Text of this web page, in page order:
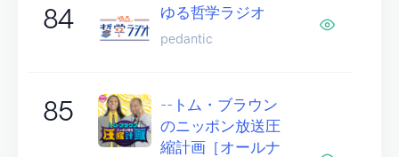
84 ゆる哲学ラジオ
pedantic
85
--トム・ブラウン
のニッポン放送圧
縮計画［オールナ